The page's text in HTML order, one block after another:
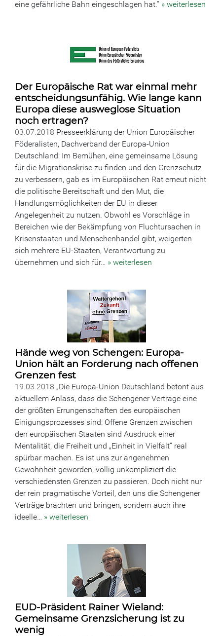
eine gefährliche Bahn eingeschlagen hat.“ » weiterlesen
Der Europäische Rat war einmal mehr
entscheidungsunfähig. Wie lange kann
Europa diese ausweglose Situation
noch ertragen?
03.07.2018 Presseerklärung der Union Europäischer
Föderalisten, Dachverband der Europa-Union
Deutschland: Im Bemühen, eine gemeinsame Lösung
für die Migrationskrise zu finden und den Grenzschutz
zu verbessern, gab es im Europäischen Rat erneut nicht
die politische Bereitschaft und den Mut, die
Handlungsmöglichkeiten der EU in dieser
Angelegenheit zu nutzen. Obwohl es Vorschläge in
Bereichen wie der Bekämpfung von Fluchtursachen in
Krisenstaaten und Menschenhandel gibt, weigerten
sich mehrere EU-Staaten, Verantwortung zu
übernehmen und sich für… » weiterlesen
Hände weg von Schengen: Europa-
Union hält an Forderung nach offenen
Grenzen fest
19.03.2018 „Die Europa-Union Deutschland betont aus
aktuellem Anlass, dass die Schengener Verträge eine
der größten Errungenschaften des europäischen
Einigungsprozesses sind: Offene Grenzen zwischen
den europäischen Staaten sind Ausdruck einer
Mentalität, die Freiheit und „Einheit in Vielfalt“ real
spürbar machen. Es ist uns zur angenehmen
Gewohnheit geworden, völlig unkompliziert die
verschiedensten Grenzen zu passieren. Doch nicht nur
der rein pragmatische Vorteil, den uns die Schengener
Verträge brachten und bringen, sondern auch ihre
ideelle… » weiterlesen
EUD-Präsident Rainer Wieland:
Gemeinsame Grenzsicherung ist zu
wenig